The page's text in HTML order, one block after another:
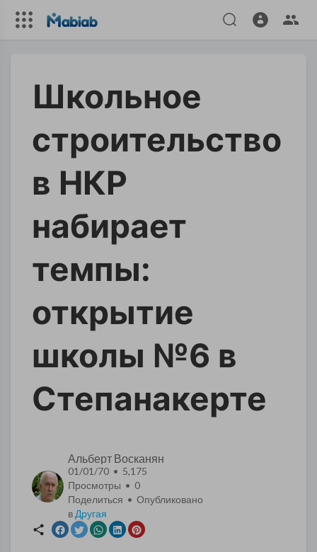
Школьное
строительство
в НКР
набирает
темпы:
открытие
школы №6 в
Степанакерте
Альберт Восканян
01/01/70 • 5,175
Просмотры • 0
Поделиться • Опубликовано
в Другая